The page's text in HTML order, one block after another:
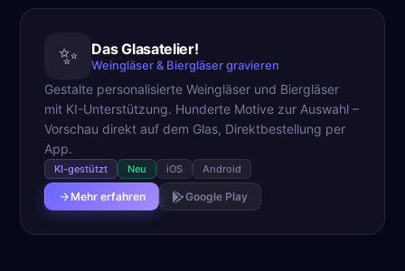
✨ Das Glasatelier!
Weingläser & Biergläser gravieren
Gestalte personalisierte Weingläser und Biergläser
mit KI-Unterstützung. Hunderte Motive zur Auswahl –
Vorschau direkt auf dem Glas, Direktbestellung per
App.
KI-gestützt Neu iOS Android
Mehr erfahren Google Play